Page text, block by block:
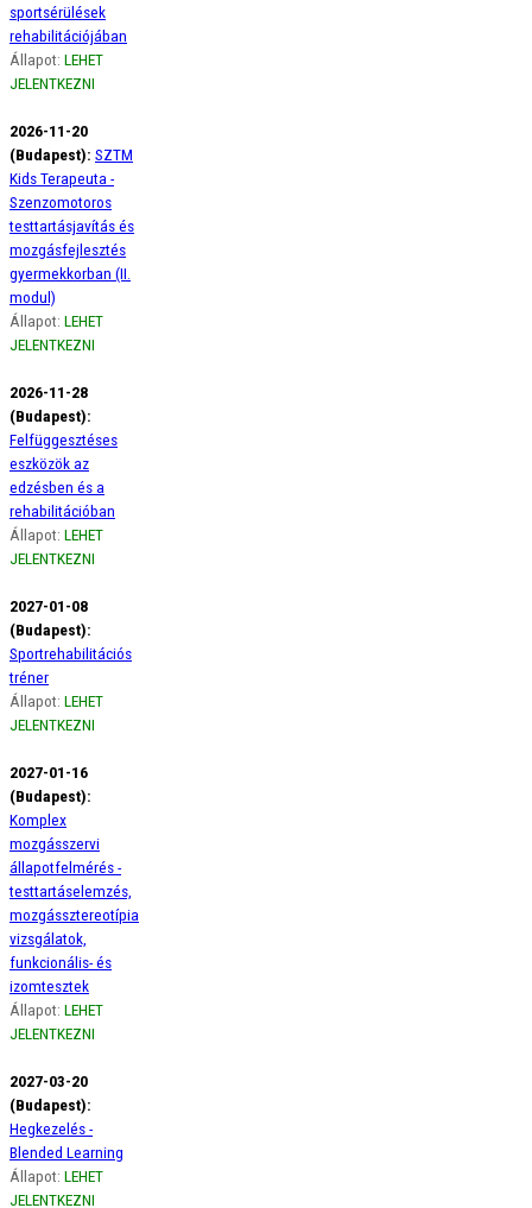
sportsérülések
rehabilitációjában
Állapot: LEHET
JELENTKEZNI
2026-11-20
(Budapest): SZTM
Kids Terapeuta -
Szenzomotoros
testtartásjavítás és
mozgásfejlesztés
gyermekkorban (II.
modul)
Állapot: LEHET
JELENTKEZNI
2026-11-28
(Budapest):
Felfüggesztéses
eszközök az
edzésben és a
rehabilitációban
Állapot: LEHET
JELENTKEZNI
2027-01-08
(Budapest):
Sportrehabilitációs
tréner
Állapot: LEHET
JELENTKEZNI
2027-01-16
(Budapest):
Komplex
mozgásszervi
állapotfelmérés -
testtartáselemzés,
mozgássztereotípia
vizsgálatok,
funkcionális- és
izomtesztek
Állapot: LEHET
JELENTKEZNI
2027-03-20
(Budapest):
Hegkezelés -
Blended Learning
Állapot: LEHET
JELENTKEZNI